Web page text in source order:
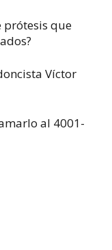
prótesis que
Víctor
al 4001-